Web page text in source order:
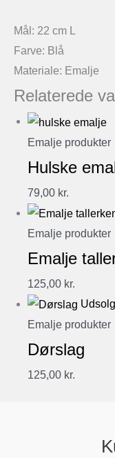
Mål: 22 cm L
Farve: Blå
Materiale: Emalje
Relaterede
Emalje produkter
Hulske
79,00 kr.
Emalje produkter
Emalje
125,00 kr.
Emalje produkter
Dørslag
125,00 kr.